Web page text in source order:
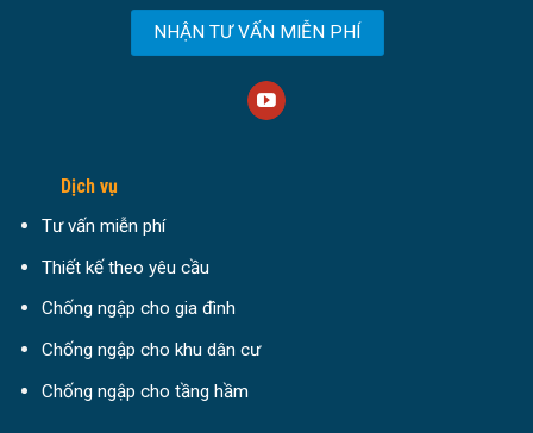
Dịch vụ
Tư vấn miễn phí
Thiết kế theo yêu cầu
Chống ngập cho gia đình
Chống ngập cho khu dân cư
Chống ngập cho tầng hầm